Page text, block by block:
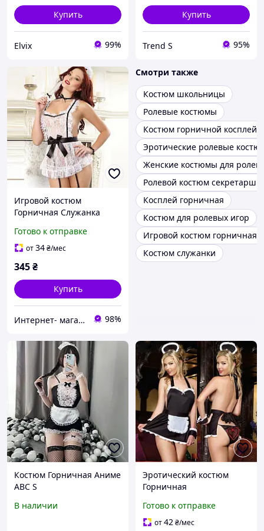
Купить
Elvix 99%
Купить
Trend S 95%
Игровой костюм
Горничная Служанка
Готово к отправке
от34₴/мес
345₴
Купить
Интернет- магазин "Beauty" 98%
Смотри также
Костюм школьницы
Ролевые костюмы
Костюм горничной косплей
Эротические ролевые
Женские костюмы для
Ролевой костюм секретарши
Косплей горничная
Костюм для ролевых игор
Игровой костюм горничная
Костюм служанки
Костюм Горничная Аниме
ABC S
В наличии
Эротический костюм
Горничная
Готово к отправке
от42₴/мес